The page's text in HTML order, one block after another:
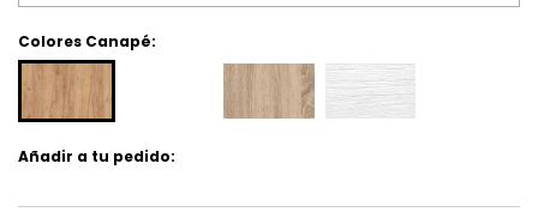
Colores Canapé:
Añadir a tu pedido: